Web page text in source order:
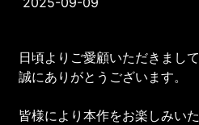
日頃よりご愛顧いただきまして
誠にありがとうございます。
皆様により本作をお楽しみいた